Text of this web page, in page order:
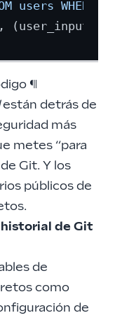
users WHERE
¶
están detrás de
más
metes “para
Git. Y los
públicos de
de Git
de
como
de